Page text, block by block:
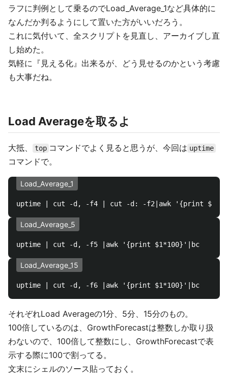
ラフに判例として乗るのでLoad_Average_1など具体的に
なんだか判るようにして置いた方がいいだろう。
これに気付いて、全スクリプトを見直し、アーカイブし直
し始めた。
気軽に『見える化』出来るが、どう見せるのかという考慮
も大事だね。
Load Averageを取るよ
大抵、 top コマンドでよく見ると思うが、今回は uptime
コマンドで。
Load_Average_1
Load_Average_5
Load_Average_15
それぞれLoad Averageの1分、5分、15分のもの。
100倍しているのは、GrowthForecastは整数しか取り扱
わないので、100倍して整数にし、GrowthForecastで表
示する際に100で割ってる。
文末にシェルのソース貼っておく。